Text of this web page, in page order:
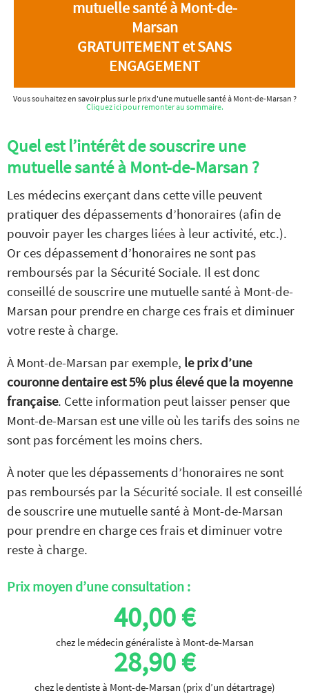
mutuelle santé à Mont-de-
Marsan
GRATUITEMENT et SANS
ENGAGEMENT
Vous souhaitez en savoir plus sur le prix d'une mutuelle santé à Mont-de-Marsan ?
Cliquez ici pour remonter au sommaire.
Quel est l’intérêt de souscrire une
mutuelle santé à Mont-de-Marsan ?
Les médecins exerçant dans cette ville peuvent
pratiquer des dépassements d’honoraires (afin de
pouvoir payer les charges liées à leur activité, etc.).
Or ces dépassement d’honoraires ne sont pas
remboursés par la Sécurité Sociale. Il est donc
conseillé de souscrire une mutuelle santé à Mont-de-
Marsan pour prendre en charge ces frais et diminuer
votre reste à charge.
À Mont-de-Marsan par exemple, le prix d’une
couronne dentaire est 5% plus élevé que la moyenne
française. Cette information peut laisser penser que
Mont-de-Marsan est une ville où les tarifs des soins ne
sont pas forcément les moins chers.
À noter que les dépassements d’honoraires ne sont
pas remboursés par la Sécurité sociale. Il est conseillé
de souscrire une mutuelle santé à Mont-de-Marsan
pour prendre en charge ces frais et diminuer votre
reste à charge.
Prix moyen d’une consultation :
40,00 €
chez le médecin généraliste à Mont-de-Marsan
28,90 €
chez le dentiste à Mont-de-Marsan (prix d’un détartrage)